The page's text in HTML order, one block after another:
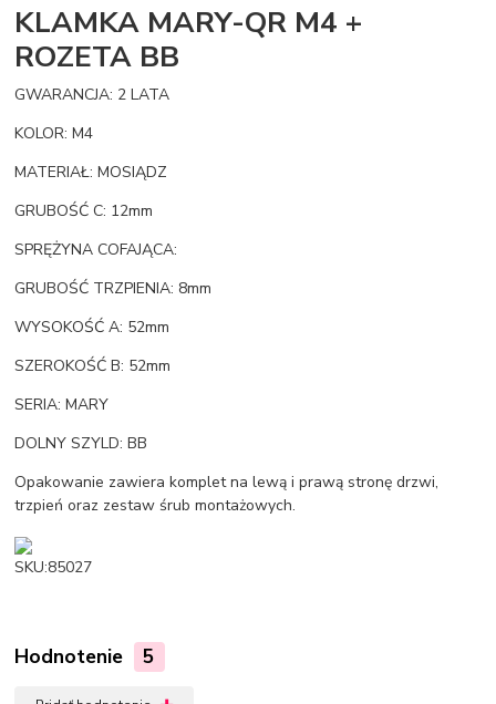
KLAMKA MARY-QR M4 +
ROZETA BB
GWARANCJA: 2 LATA
KOLOR: M4
MATERIAŁ: MOSIĄDZ
GRUBOŚĆ C: 12mm
SPRĘŻYNA COFAJĄCA:
GRUBOŚĆ TRZPIENIA: 8mm
WYSOKOŚĆ A: 52mm
SZEROKOŚĆ B: 52mm
SERIA: MARY
DOLNY SZYLD: BB
Opakowanie zawiera komplet na lewą i prawą stronę drzwi,
trzpień oraz zestaw śrub montażowych.
SKU:85027
Hodnotenie 5